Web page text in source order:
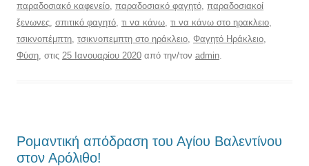
παραδοσιακό καφενείο παραδοσιακό φαγητό παραδοσιακοί
ξενωνες σπιτικό φαγητό τι να κάνω τι να κάνω στο ηρακλειο
τσικνοπέμπτη τσικνοπεμπτη στο ηράκλειο Φαγητό Ηράκλειο
Φύση , στις 25 Ιανουαρίου 2020 από την/τον admin
Ρομαντική απόδραση του Αγίου Βαλεντίνου
στον Αρόλιθο!